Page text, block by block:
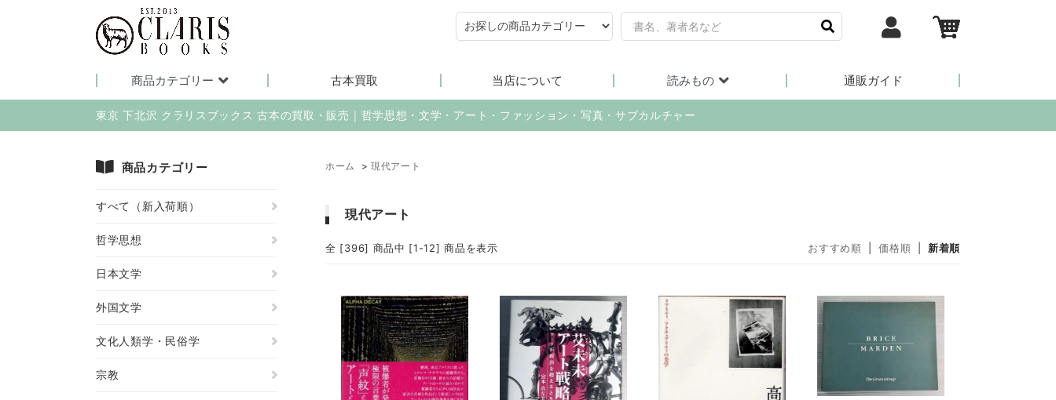
商品カテゴリー 古本買取 当店について 読みもの 通販ガイド
東京 下北沢 クラリスブックス 古本の買取・販売｜哲学思想・文学・アート・ファッション・写真・サブカルチャー
ホーム > 現代アート
現代アート
全 [396] 商品中 [1-12] 商品を表示 おすすめ順 価格順 新着順
商品カテゴリー
すべて（新入荷順）
哲学思想
日本文学
外国文学
文化人類学・民俗学
宗教